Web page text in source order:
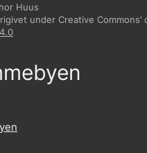
Huus
under Creative Commons’